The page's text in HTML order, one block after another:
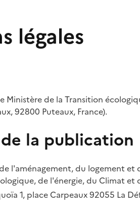
légales
Ministère de la Transition
92800 Puteaux, France).
la publication
l'aménagement, du logement
de l'énergie, du Climat et
1, place Carpeaux 92055 La